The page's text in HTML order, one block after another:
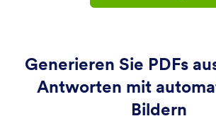
Generieren Sie PDFs
Antworten mit
Bildern